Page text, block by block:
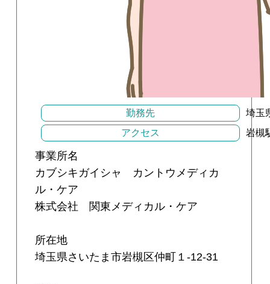
勤務先
埼玉
アクセス
岩槻
事業所名
カブシキガイシャ カントウメディカ
ル・ケア
株式会社 関東メディカル・ケア
所在地
埼玉県さいたま市岩槻区仲町１-12-31